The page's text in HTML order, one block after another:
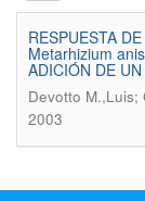
RESPUESTA
Metarhizium
ADICIÓN DE
Devotto M.,Luis;
2003